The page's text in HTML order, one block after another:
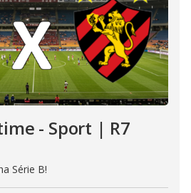
- Sport | R7
Série B!